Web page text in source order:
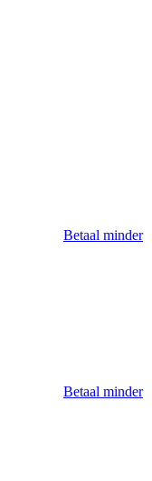
Betaal minder
Betaal minder